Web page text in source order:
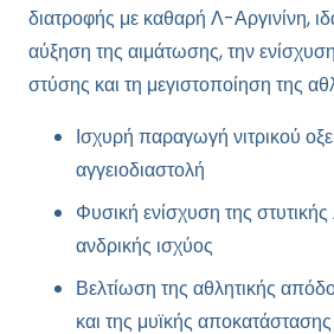
διατροφής με καθαρή Λ-Αργινίνη,
αύξηση της αιμάτωσης, την
στύσης και τη μεγιστοποίηση της
Ισχυρή παραγωγή νιτρικού
αγγειοδιαστολή
Φυσική ενίσχυση της στυτικής
ανδρικής ισχύος
Βελτίωση της αθλητικής
και της μυϊκής αποκατάστασης